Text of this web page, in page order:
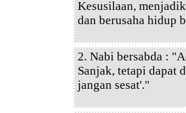
Kesusilaan,
dan berusaha hidup
2. Nabi bersabda :
Sanjak, tetapi dapat
jangan sesat'."